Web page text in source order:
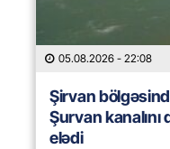
05.08.2026 - 22:08
Şirvan
Şurvan
elədi